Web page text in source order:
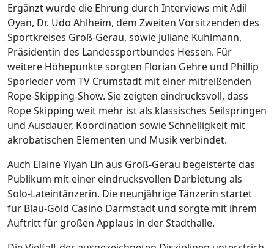
Ergänzt wurde die Ehrung durch Interviews mit Adil
Oyan, Dr. Udo Ahlheim, dem Zweiten Vorsitzenden des
Sportkreises Groß-Gerau, sowie Juliane Kuhlmann,
Präsidentin des Landessportbundes Hessen. Für
weitere Höhepunkte sorgten Florian Gehre und Phillip
Sporleder vom TV Crumstadt mit einer mitreißenden
Rope-Skipping-Show. Sie zeigten eindrucksvoll, dass
Rope Skipping weit mehr ist als klassisches Seilspringen
und Ausdauer, Koordination sowie Schnelligkeit mit
akrobatischen Elementen und Musik verbindet.
Auch Elaine Yiyan Lin aus Groß-Gerau begeisterte das
Publikum mit einer eindrucksvollen Darbietung als
Solo-Lateintänzerin. Die neunjährige Tänzerin startet
für Blau-Gold Casino Darmstadt und sorgte mit ihrem
Auftritt für großen Applaus in der Stadthalle.